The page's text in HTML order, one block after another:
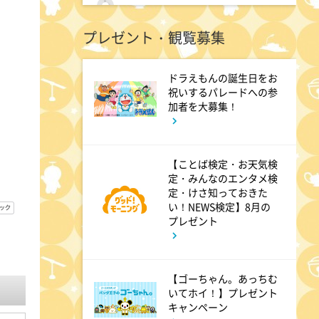
よる 11:45
アメトーーク! CLUB配信で見
られる懐かし回&傑作回
深夜 0:45
1:15
最新!男女の出会いの場「相席
ラウンジ」に潜入調査!
プレゼント・観覧募集
ドラえもんの誕生日をお
祝いするパレードへの参
加者を大募集！
【ことば検定・お天気検
定・みんなのエンタメ検
定・けさ知っておきた
い！NEWS検定】8月の
プレゼント
【ゴーちゃん。あっちむ
いてホイ！】プレゼント
キャンペーン